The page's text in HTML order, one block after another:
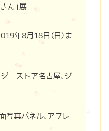
ん」展
年8月18日（日）ま
ーストア名古屋、ジ
写真パネル、アフレ